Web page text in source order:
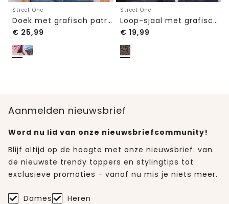
Street One
Doek met grafisch patroon
€ 25,99
Street One
Loop-sjaal met grafisch patroon
€ 19,99
Aanmelden nieuwsbrief
Word nu lid van onze nieuwsbriefcommunity!
Blijf altijd op de hoogte met onze nieuwsbrief: van
de nieuwste trendy toppers en stylingtips tot
exclusieve promoties - vanaf nu mis je niets meer.
Dames Heren